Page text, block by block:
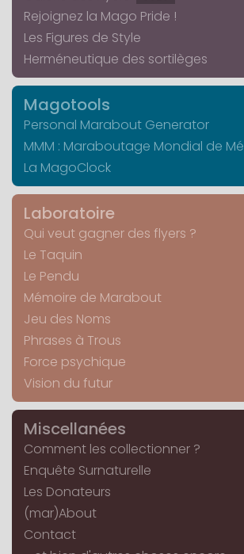
Rejoignez la Mago Pride !
Les Figures de Style
Herméneutique des sortilèges
Magotools
Personal Marabout Generator
MMM : Maraboutage Mondial de
La MagoClock
Laboratoire
Qui veut gagner des flyers ?
Le Taquin
Le Pendu
Mémoire de Marabout
Jeu des Noms
Phrases à Trous
Force psychique
Vision du futur
Miscellanées
Comment les collectionner ?
Enquête Surnaturelle
Les Donateurs
(mar)About
Contact